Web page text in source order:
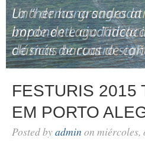
FESTURIS 2015
EM PORTO
Posted byadmin on miércoles,